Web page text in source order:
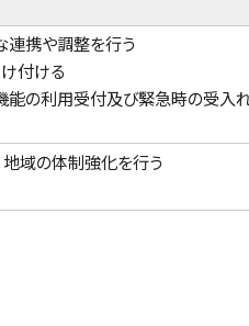
携や調整を行う
付ける
の利用受付及び緊急時の受入
域の体制強化を行う